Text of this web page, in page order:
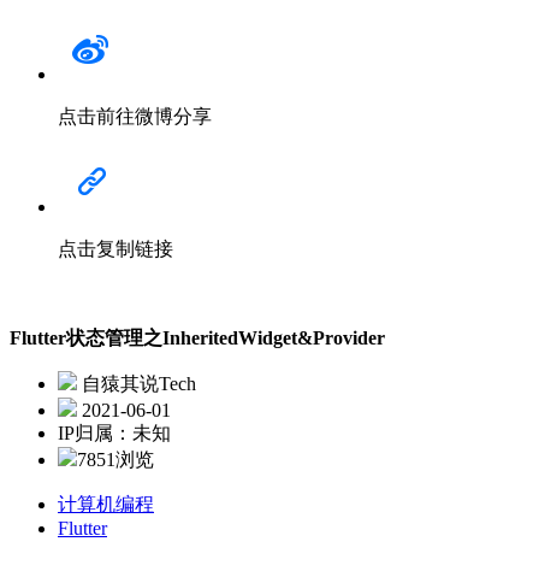
点击前往微博分享
点击复制链接
Flutter状态管理之InheritedWidget&Provider
自猿其说Tech
2021-06-01
IP归属：未知
7851浏览
计算机编程
Flutter